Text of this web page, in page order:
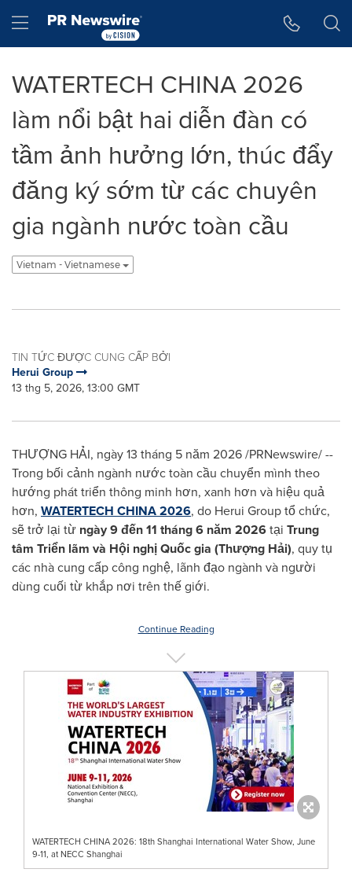
Hamburger menu
WATERTECH CHINA 2026
làm nổi bật hai diễn đàn có
tầm ảnh hưởng lớn, thúc đẩy
đăng ký sớm từ các chuyên
gia ngành nước toàn cầu
Vietnam - Vietnamese
TIN TỨC ĐƯỢC CUNG CẤP BỞI
Herui Group
13 thg 5, 2026, 13:00 GMT
THƯỢNG HẢI, ngày 13 tháng 5 năm 2026 /PRNewswire/ --
Trong bối cảnh ngành nước toàn cầu chuyển mình theo
hướng phát triển thông minh hơn, xanh hơn và hiệu quả
hơn, WATERTECH CHINA 2026, do Herui Group tổ chức,
sẽ trở lại từ ngày 9 đến 11 tháng 6 năm 2026tại Trung
tâm Triển lãm và Hội nghị Quốc gia (Thượng Hải), quy tụ
các nhà cung cấp công nghệ, lãnh đạo ngành và người
dùng cuối từ khắp nơi trên thế giới.
Continue Reading
WATERTECH CHINA 2026: 18th Shanghai International Water Show, June
9-11, at NECC Shanghai